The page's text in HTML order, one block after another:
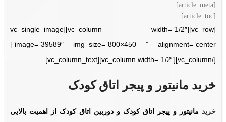
[article_meta]
[article_toc]
[vc_row][vc_column width=”1/2″][vc_single_image
image=”39589″ img_size=”800×450 ” alignment=”center”]
[/vc_column][vc_column width=”1/2″][vc_column_text]
خرید مانیتور و پیجر اتاق کودک
خرید مانیتور و پیجر اتاق کودک و دوربین اتاق کودک از اهمیت بالایی